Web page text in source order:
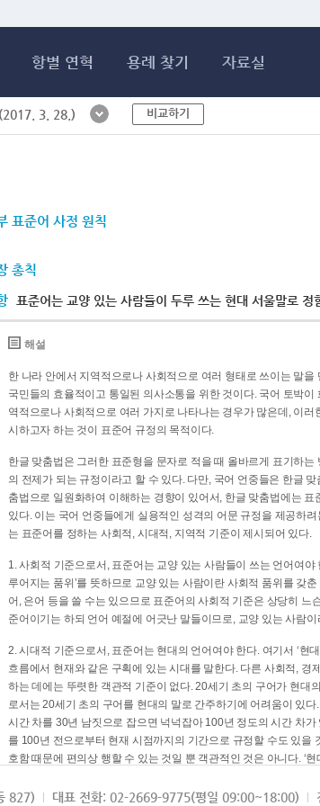
항별 연혁 용례 찾기 자료실
3. 28.) 비교하기
표준어 사정 원칙
총칙
표준어는 교양 있는 사람들이 두루 쓰는 현대 서울말로 정
해설
한 나라 안에서 지역적으로나 사회적으로 여러 형태로 쓰이는 말
국민들의 효율적이고 통일된 의사소통을 위한 것이다. 국어 토박
역적으로나 사회적으로 여러 가지로 나타나는 경우가 많은데, 이
시하고자 하는 것이 표준어 규정의 목적이다.
한글 맞춤법은 그러한 표준형을 문자로 적을 때 올바르게 표기하
의 전제가 되는 규정이라고 할 수 있다. 다만, 국어 언중들은 한글
춤법으로 일원화하여 이해하는 경향이 있어서, 한글 맞춤법에는
있다. 이는 국어 언중들에게 실용적인 성격의 어문 규정을 제공하
는 표준어를 정하는 사회적, 시대적, 지역적 기준이 제시되어 있다.
1. 사회적 기준으로서, 표준어는 교양 있는 사람들이 쓰는 언어여야
루어지는 품위’를 뜻하므로 교양 있는 사람이란 사회적 품위를 갖
어, 은어 등을 쓸 수는 있으므로 표준어의 사회적 기준은 상당히 느
준어이기는 하되 언어 예절에 어긋난 말들이므로, 교양 있는 사람
2. 시대적 기준으로서, 표준어는 현대의 언어여야 한다. 여기서 ‘현
흐름에서 현재와 같은 구획에 있는 시대를 말한다. 다른 사회적, 경
하는 데에는 뚜렷한 객관적 기준이 없다. 20세기 초의 구어가 현대
로서는 20세기 초의 구어를 현대의 말로 간주하기에 어려움이 있
시간 차를 30년 남짓으로 잡으면 넉넉잡아 100년 정도의 시간 차
를 100년 전으로부터 현재 시점까지의 기간으로 규정할 수도 있을
호함 때문에 편의상 행할 수 있는 것일 뿐 객관적인 것은 아니다. ‘
3. 지역적 기준으로서, 표준어는 서울말이어야 한다. 이는 표준어
827) 대표 전화: 02-2669-9775(평일 09:00~18:00)